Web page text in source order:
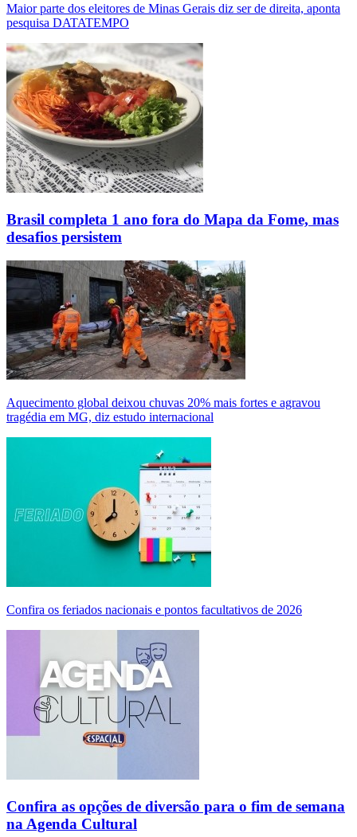
Maior parte dos eleitores de Minas Gerais diz ser de direita, aponta
pesquisa DATATEMPO
Brasil completa 1 ano fora do Mapa da Fome, mas
desafios persistem
Aquecimento global deixou chuvas 20% mais fortes e agravou
tragédia em MG, diz estudo internacional
Confira os feriados nacionais e pontos facultativos de 2026
Confira as opções de diversão para o fim de semana
na Agenda Cultural